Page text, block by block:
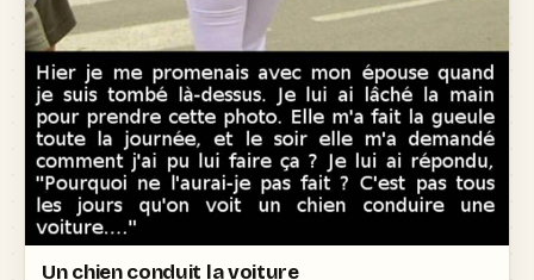
Un chien conduit la voiture